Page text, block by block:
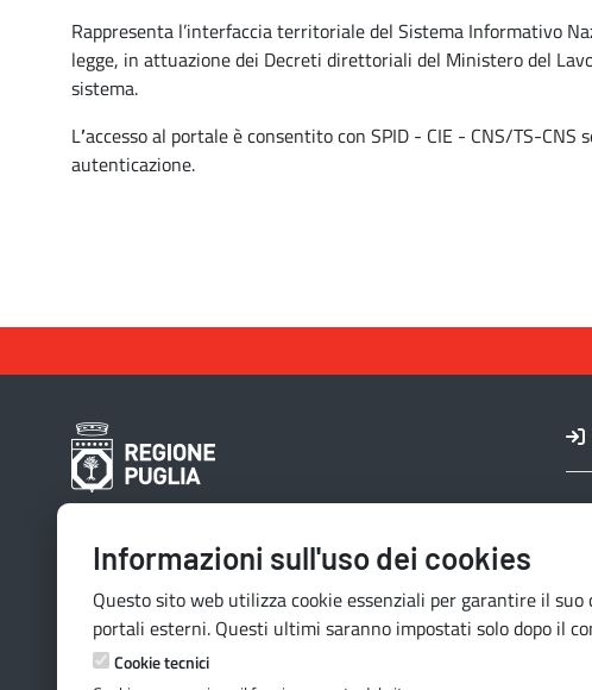
Informazioni sull'uso dei cookies
Questo sito web utilizza cookie essenziali per garantire il
portali esterni. Questi ultimi saranno impostati solo dopo il
Cookie tecnici
Rappresenta l’interfaccia territoriale del Sistema Informativo
legge, in attuazione dei Decreti direttoriali del Ministero del
sistema.
L’accessoal portale èconsentito con SPID - CIE - CNS/TS-CNS
autenticazione.
Contatti e indirizzi
Lungomare N. Sauro, 33 - 70121 Bari
Via G. Gentile, 52 - 70126 Bari
Mail: quiregione@regione.puglia.it
PEC: serviziourp.regione@pec.rupar.puglia.it